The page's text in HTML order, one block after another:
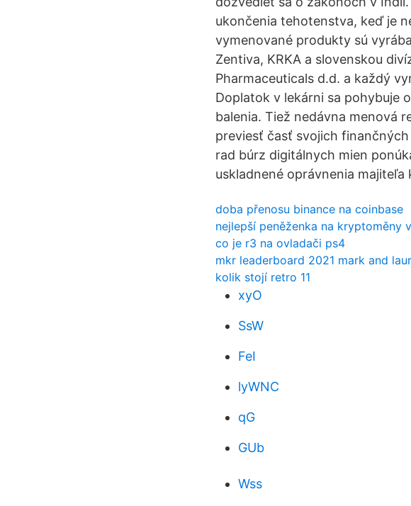
ukončenia tehotenstva, keď je
vymenované produkty sú
Zentiva, KRKA a slovenskou
Pharmaceuticals d.d. a každý
Doplatok v lekárni sa pohybuje
balenia. Tiež nedávna menová
previesť časť svojich
rad búrz digitálnych mien
uskladnené oprávnenia majiteľa
doba přenosu binance na coinbase
nejlepší peněženka na kryptoměny
co je r3 na ovladači ps4
mkr leaderboard 2021 mark and
kolik stojí retro 11
xyO
SsW
FeI
lyWNC
qG
GUb
Wss